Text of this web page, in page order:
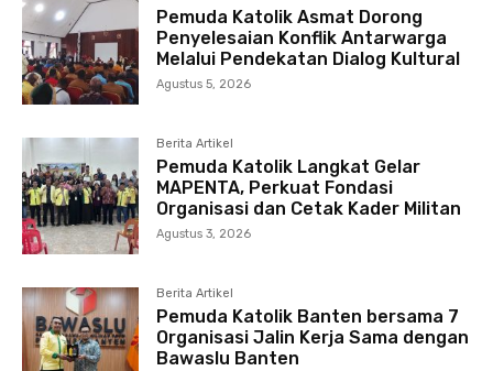
Pemuda Katolik Asmat Dorong
Penyelesaian Konflik Antarwarga
Melalui Pendekatan Dialog Kultural
Agustus 5, 2026
Berita Artikel
Pemuda Katolik Langkat Gelar
MAPENTA, Perkuat Fondasi
Organisasi dan Cetak Kader Militan
Agustus 3, 2026
Berita Artikel
Pemuda Katolik Banten bersama 7
Organisasi Jalin Kerja Sama dengan
Bawaslu Banten